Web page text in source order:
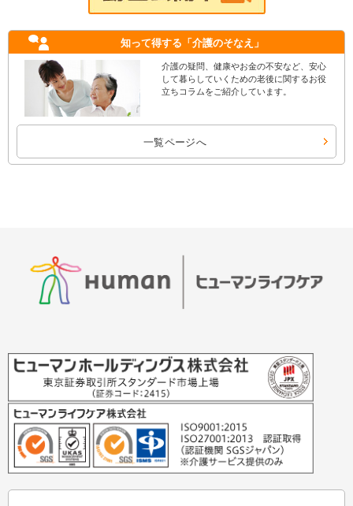
知って得する 「介護のそなえ」
介護の疑問、健康やお金の不安など、安心
して暮らしていくための老後に関するお役
立ちコラムをご紹介しています。
一覧ページへ